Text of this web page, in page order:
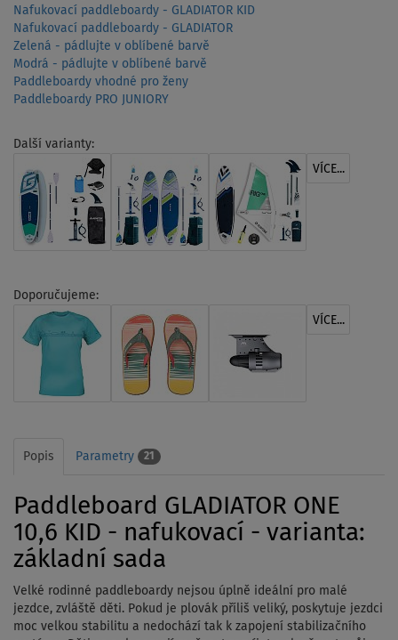
Nafukovací paddleboardy - GLADIATOR KID
Nafukovací paddleboardy - GLADIATOR
Zelená - pádlujte v oblíbené barvě
Modrá - pádlujte v oblíbené barvě
Paddleboardy vhodné pro ženy
Paddleboardy PRO JUNIORY
Další varianty:
VÍCE...
Doporučujeme:
VÍCE...
Popis Parametry 21
Paddleboard GLADIATOR ONE
10,6 KID - nafukovací - varianta:
základní sada
Velké rodinné paddleboardy nejsou úplně ideální pro malé
jezdce, zvláště děti. Pokud je plovák příliš veliký, poskytuje jezdci
moc velkou stabilitu a nedochází tak k zapojení stabilizačního